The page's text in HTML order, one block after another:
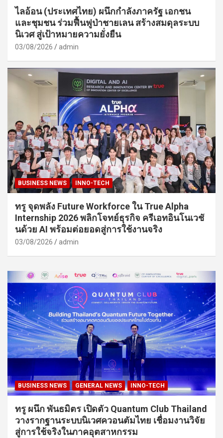
ไลอ้อน (ประเทศไทย) ผนึกกำลังภาครัฐ เอกชน
และชุมชน ร่วมฟื้นฟูป่าชายเลน สร้างสมดุลระบบ
นิเวศ สู่เป้าหมายความยั่งยืน
03/08/2026 admin
BUSINESS NEWS INNO-TECH
ทรู จุดพลัง Future Workforce ใน True Alpha
Internship 2026 พลิกโจทย์ธุรกิจ ครีเอทอินโนเวชั
นด้วย AI พร้อมต่อยอดสู่การใช้งานจริง
03/08/2026 admin
BUSINESS NEWS GENERAL NEWS INNO-TECH
ทรู ผนึก พันธมิตร เปิดตัว Quantum Club Thailand
วางรากฐานระบบนิเวศควอนตัมไทย เชื่อมงานวิจัย
สู่การใช้จริงในภาคอุตสาหกรรม